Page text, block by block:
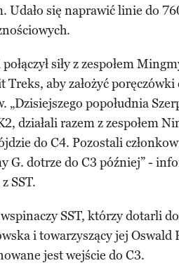
Udało się naprawić linie do
siły z zespołem
Treks, aby założyć
„Dzisiejszego popołudnia
działali razem z zespołem
do C4. Pozostali
G. dotrze do C3 później” -
SST.
SST, którzy dotarli
i towarzyszący jej
jest wejście do C3.